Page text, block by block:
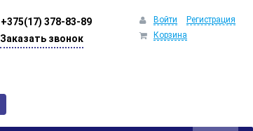
+375(17) 378-83-89
Заказать звонок
Войти
Регистрация
Корзина